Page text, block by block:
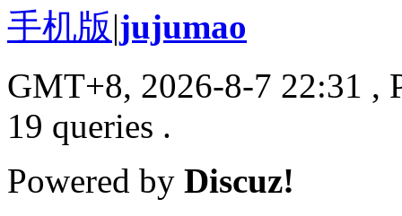
手机版|jujumao
GMT+8, 2026-8-7 22:31 ,
19 queries .
Powered by Discuz!